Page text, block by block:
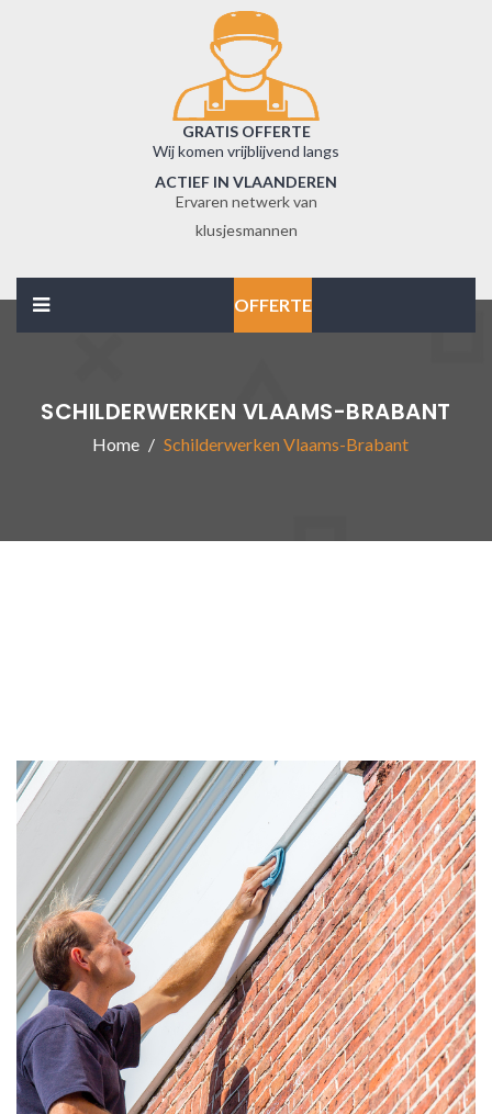
GRATIS OFFERTE
Wij komen vrijblijvend langs
ACTIEF IN VLAANDEREN
Ervaren netwerk van
klusjesmannen
OFFERTE
SCHILDERWERKEN VLAAMS-BRABANT
Home Schilderwerken Vlaams-Brabant